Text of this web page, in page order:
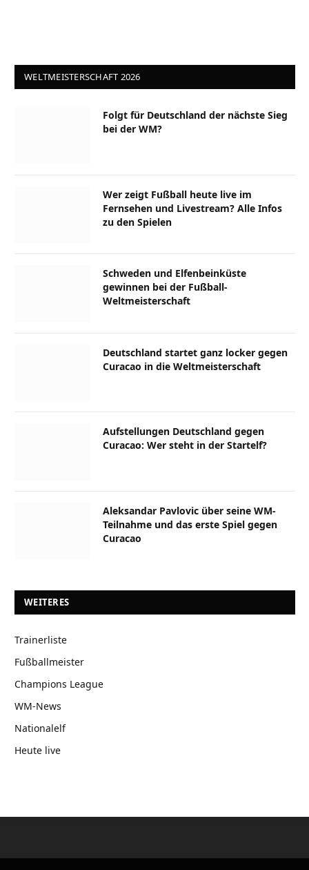
WELTMEISTERSCHAFT 2026
Folgt für Deutschland der nächste Sieg
bei der WM?
Wer zeigt Fußball heute live im
Fernsehen und Livestream? Alle Infos
zu den Spielen
Schweden und Elfenbeinküste
gewinnen bei der Fußball-
Weltmeisterschaft
Deutschland startet ganz locker gegen
Curacao in die Weltmeisterschaft
Aufstellungen Deutschland gegen
Curacao: Wer steht in der Startelf?
Aleksandar Pavlovic über seine WM-
Teilnahme und das erste Spiel gegen
Curacao
WEITERES
Trainerliste
Fußballmeister
Champions League
WM-News
Nationalelf
Heute live